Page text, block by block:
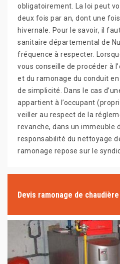
obligatoirement. La loi peut
deux fois par an, dont une
hivernale. Pour le savoir, il
sanitaire départemental de
fréquence à respecter.
vous conseille de procéder à
et du ramonage du conduit
de simplicité. Dans le cas
appartient à l’occupant
veiller au respect de la
revanche, dans un immeuble
responsabilité du nettoyage
ramonage repose sur le
Devis ramonage de chaudière